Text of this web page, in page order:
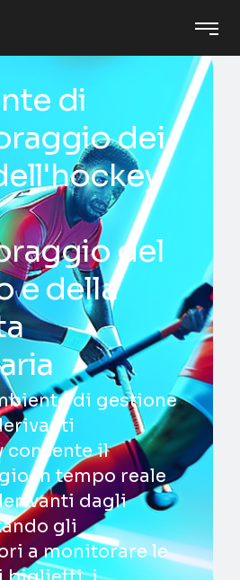
di
dei
del
e della
di gestione
consente il
in tempo reale
dagli
gli
a monitorare le